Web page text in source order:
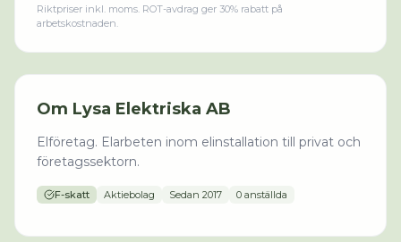
Riktpriser inkl. moms. ROT-avdrag ger 30% rabatt på
arbetskostnaden.
Om Lysa Elektriska AB
Elföretag. Elarbeten inom elinstallation till privat och
företagssektorn.
F-skatt Aktiebolag Sedan 2017 0 anställda